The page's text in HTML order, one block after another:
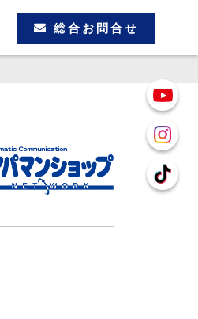
総合お問合せ